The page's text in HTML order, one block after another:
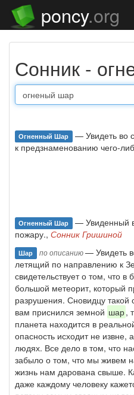
poncy.org
Сонник -
Огненный Шар — Увидеть во
к предзнаменованию чего-
Огненный Шар — Увиденный
пожару., Сонник Гришиной
Шар по описанию— Увидеть
летящий по направлению к
свидетельствует о том, что
большой метеорит, который
разрушения. Сновидцу такой
вам приснился земной шар,
планета находится в
опасность исходит не извне,
людях. Все дело в том, что
забыло о том, что мы живем
жизнь нам дарована свыше.
даже каждому человеку